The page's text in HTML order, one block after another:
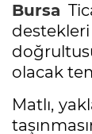
Bursa
olacak
Matlı,